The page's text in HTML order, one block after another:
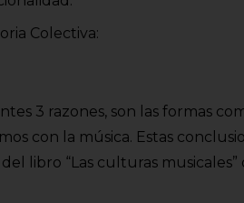
Colectiva:
3 razones, son las formas
con la música. Estas
libro “Las culturas musicales”